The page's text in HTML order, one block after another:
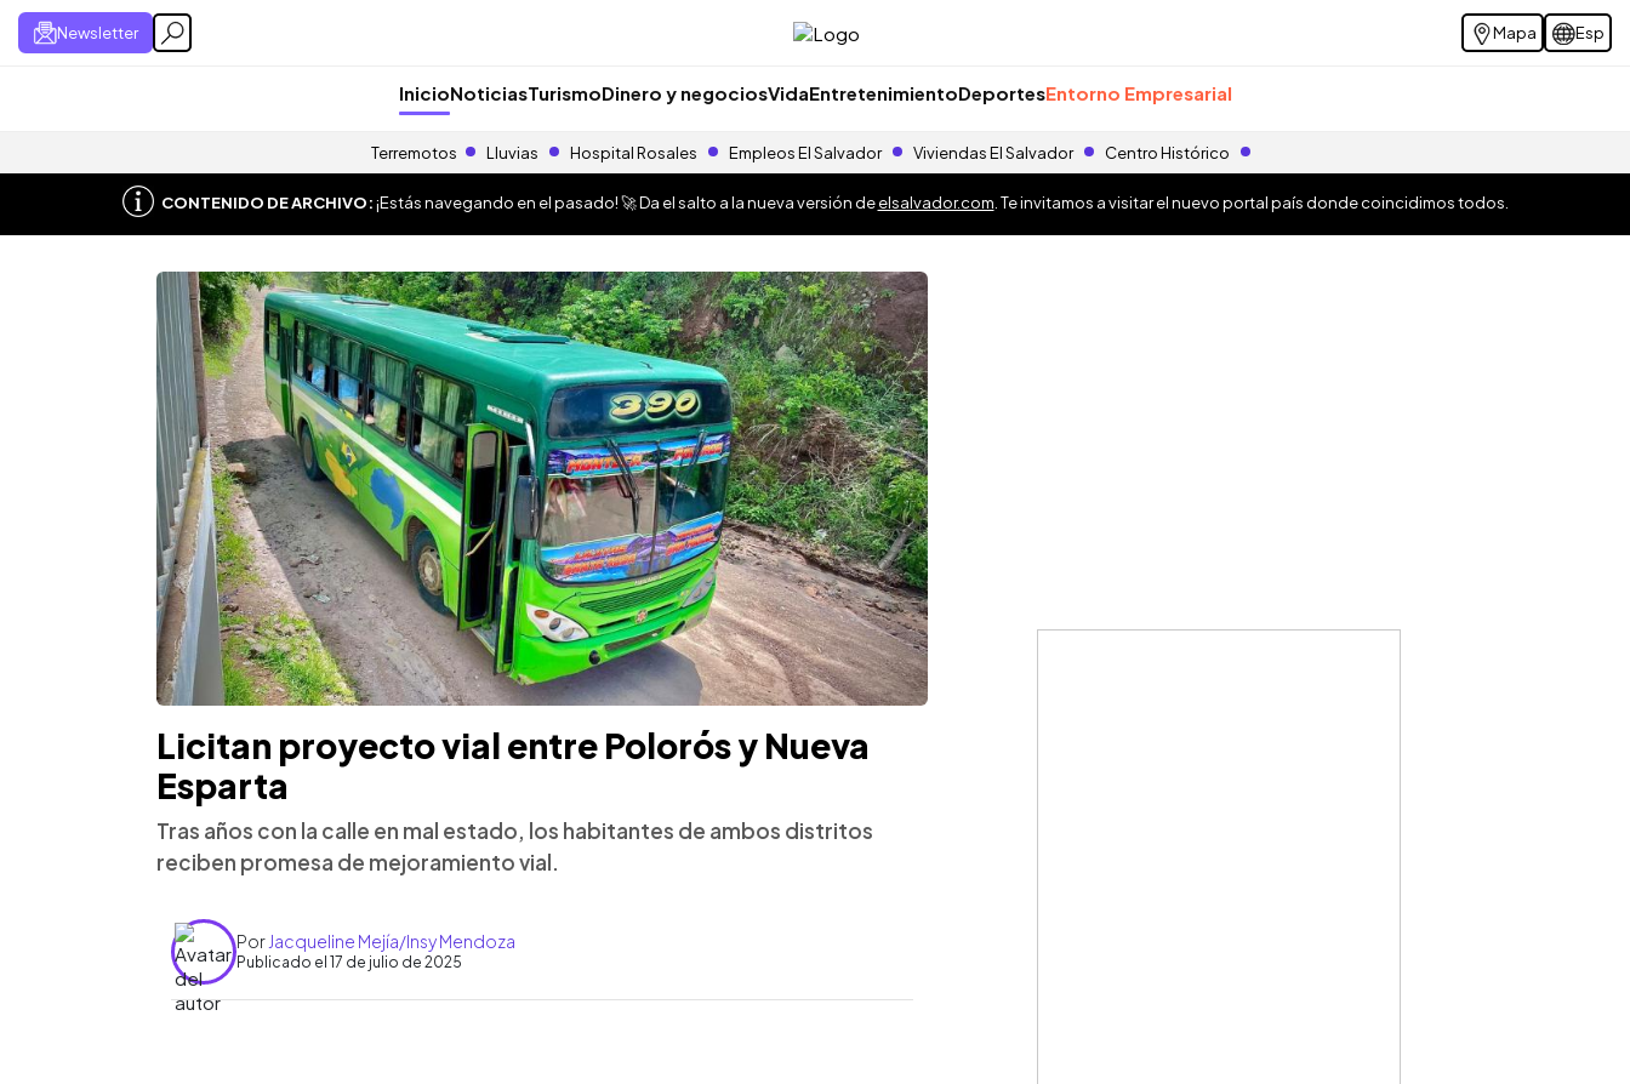
Newsletter Mapa Esp
InicioNoticiasTurismoDinero y negociosVidaEntretenimientoDeportesEntorno Empresarial
Terremotos Lluvias Hospital Rosales Empleos El Salvador Viviendas El Salvador Centro Histórico
CONTENIDO DE ARCHIVO:¡Estás navegando en el pasado! 🚀 Da el salto a la nueva versión deelsalvador.com . Te invitamos a visitar el nuevo portal país donde coincidimos todos.
Licitan proyecto vial entre Polorós y Nueva
Esparta
Tras años con la calle en mal estado, los habitantes de ambos distritos
reciben promesa de mejoramiento vial.
Por Jacqueline Mejía/Insy Mendoza
Publicado el 17 de julio de 2025